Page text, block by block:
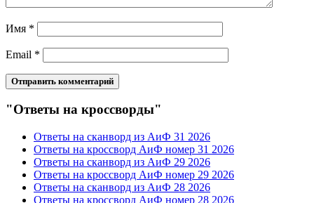
Имя *
Email *
"Ответы на кроссворды"
Ответы на сканворд из АиФ 31 2026
Ответы на кроссворд АиФ номер 31 2026
Ответы на сканворд из АиФ 29 2026
Ответы на кроссворд АиФ номер 29 2026
Ответы на сканворд из АиФ 28 2026
Ответы на кроссворд АиФ номер 28 2026